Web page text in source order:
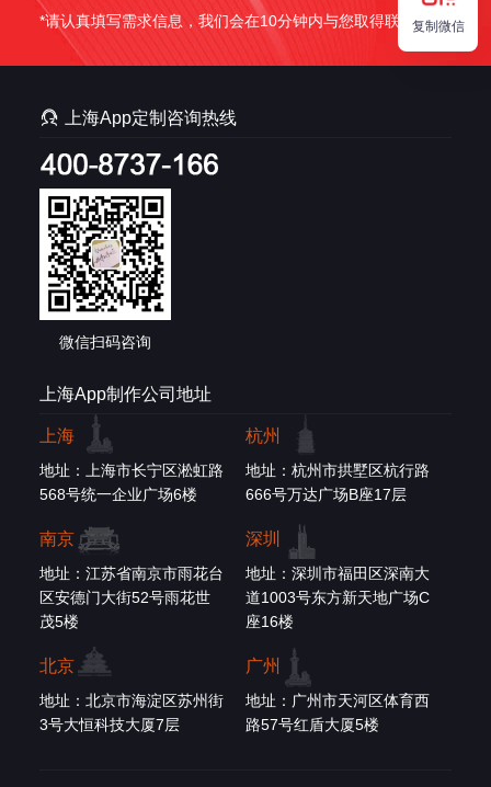
复制微信
*请认真填写需求信息，我们会在10分钟内与您取得联系。
 上海App定制咨询热线
微信扫码咨询
上海App制作公司地址
上海
地址：上海市长宁区淞虹路
568号统一企业广场6楼
杭州
地址：杭州市拱墅区杭行路
666号万达广场B座17层
南京
地址：江苏省南京市雨花台
区安德门大街52号雨花世
茂5楼
深圳
地址：深圳市福田区深南大
道1003号东方新天地广场C
座16楼
北京
地址：北京市海淀区苏州街
3号大恒科技大厦7层
广州
地址：广州市天河区体育西
路57号红盾大厦5楼